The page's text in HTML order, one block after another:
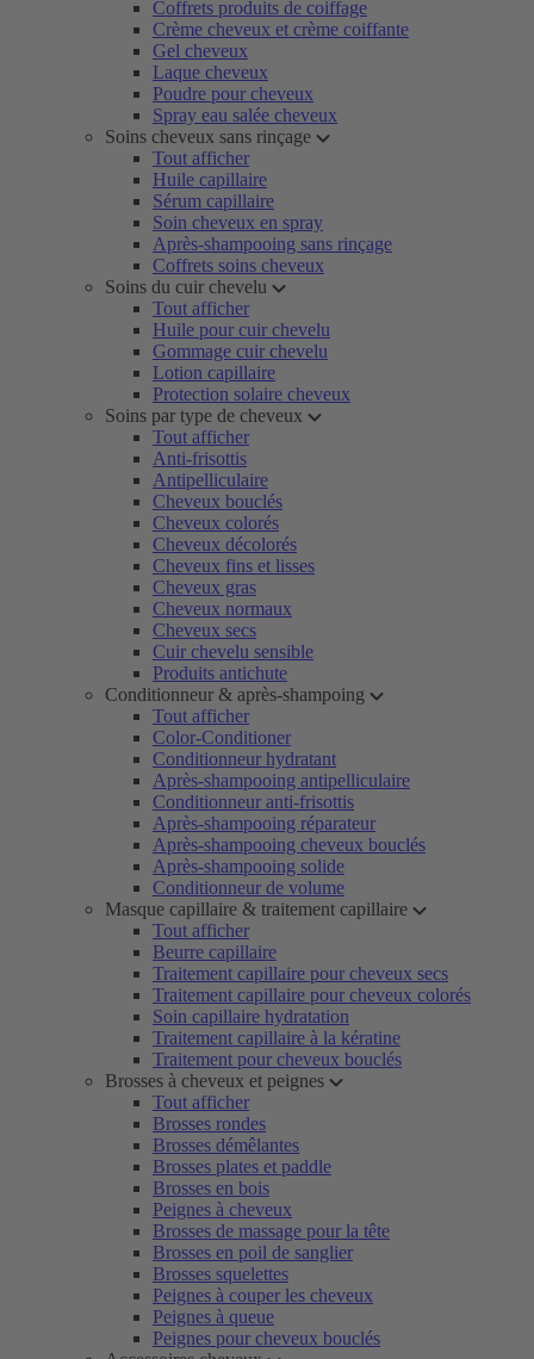
Coffrets produits de coiffage
Crème cheveux et crème coiffante
Gel cheveux
Laque cheveux
Poudre pour cheveux
Spray eau salée cheveux
Soins cheveux sans rinçage
Tout afficher
Huile capillaire
Sérum capillaire
Soin cheveux en spray
Après-shampooing sans rinçage
Coffrets soins cheveux
Soins du cuir chevelu
Tout afficher
Huile pour cuir chevelu
Gommage cuir chevelu
Lotion capillaire
Protection solaire cheveux
Soins par type de cheveux
Tout afficher
Anti-frisottis
Antipelliculaire
Cheveux bouclés
Cheveux colorés
Cheveux décolorés
Cheveux fins et lisses
Cheveux gras
Cheveux normaux
Cheveux secs
Cuir chevelu sensible
Produits antichute
Conditionneur & après-shampoing
Tout afficher
Color-Conditioner
Conditionneur hydratant
Après-shampooing antipelliculaire
Conditionneur anti-frisottis
Après-shampooing réparateur
Après-shampooing cheveux bouclés
Après-shampooing solide
Conditionneur de volume
Masque capillaire & traitement capillaire
Tout afficher
Beurre capillaire
Traitement capillaire pour cheveux secs
Traitement capillaire pour cheveux colorés
Soin capillaire hydratation
Traitement capillaire à la kératine
Traitement pour cheveux bouclés
Brosses à cheveux et peignes
Tout afficher
Brosses rondes
Brosses démêlantes
Brosses plates et paddle
Brosses en bois
Peignes à cheveux
Brosses de massage pour la tête
Brosses en poil de sanglier
Brosses squelettes
Peignes à couper les cheveux
Peignes à queue
Peignes pour cheveux bouclés